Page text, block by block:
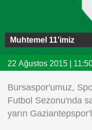
Facebook
Twitter
Instagram
Android
Muhtemel 11'imiz
22 Ağustos 2015 |
Bursaspor'umuz,
Futbol Sezonu'nda
yarın